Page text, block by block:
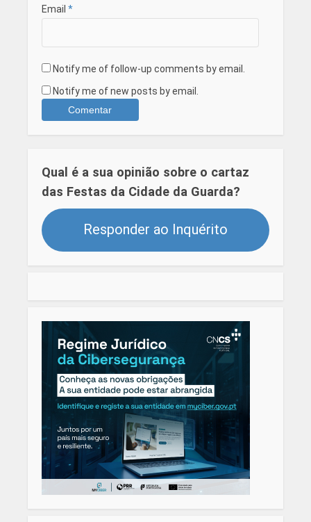
Email *
Notify me of follow-up comments by email.
Notify me of new posts by email.
Qual é a sua opinião sobre o cartaz
das Festas da Cidade da Guarda?
Responder ao Inquérito